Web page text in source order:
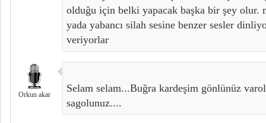
olduğu için belki yapacak başka bir şey olur.
yada yabancı silah sesine benzer sesler
veriyorlar
Orkun akar
Selam selam...Buğra kardeşim gönlünüz
sagolunuz....